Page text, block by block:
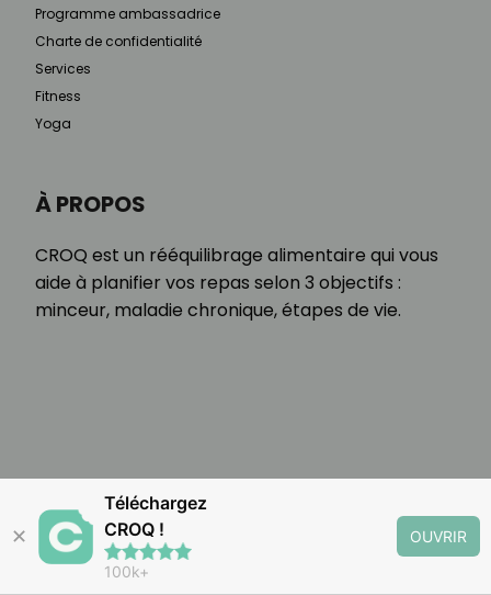
À PROPOS
CROQ est un rééquilibrage alimentaire qui vous
aide à planifier vos repas selon 3 objectifs :
minceur, maladie chronique, étapes de vie.
Programme ambassadrice
Charte de confidentialité
Services
Fitness
Yoga
✕
Téléchargez
CROQ !
100k+
OUVRIR